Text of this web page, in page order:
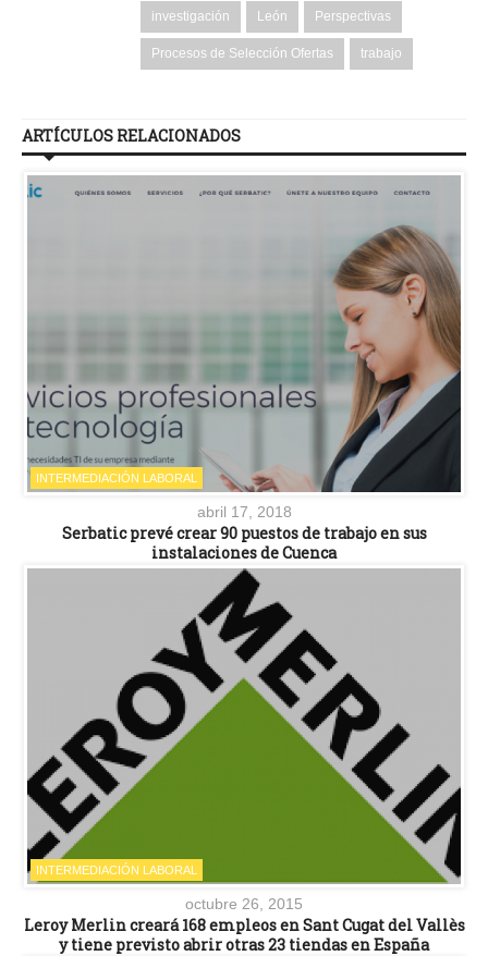
investigación León Perspectivas
Procesos de Selección Ofertas trabajo
ARTÍCULOS RELACIONADOS
INTERMEDIACIÓN LABORAL
abril 17, 2018
Serbatic prevé crear 90 puestos de trabajo en sus
instalaciones de Cuenca
INTERMEDIACIÓN LABORAL
octubre 26, 2015
Leroy Merlin creará 168 empleos en Sant Cugat del Vallès
y tiene previsto abrir otras 23 tiendas en España